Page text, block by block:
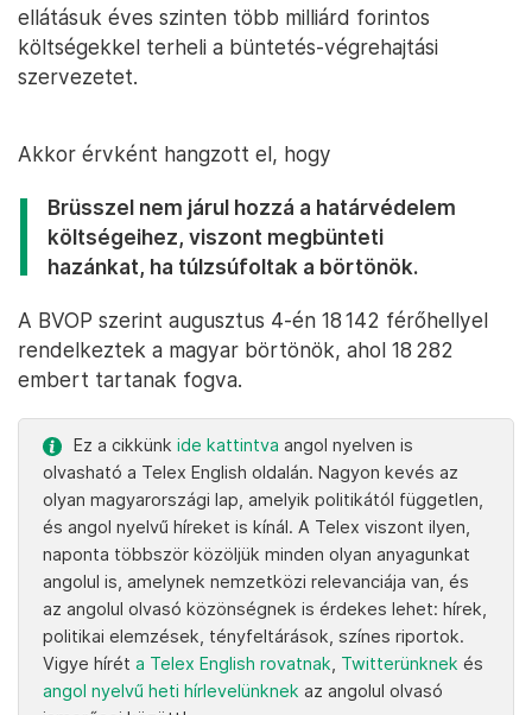
ellátásuk éves szinten több milliárd forintos
költségekkel terheli a büntetés-végrehajtási
szervezetet.
Akkor érvként hangzott el, hogy
Brüsszel nem járul hozzá a határvédelem
költségeihez, viszont megbünteti
hazánkat, ha túlzsúfoltak a börtönök.
A BVOP szerint augusztus 4-én 18 142 férőhellyel
rendelkeztek a magyar börtönök, ahol 18 282
embert tartanak fogva.
Ez a cikkünk ide kattintva angol nyelven is
olvasható a Telex English oldalán. Nagyon kevés az
olyan magyarországi lap, amelyik politikától független,
és angol nyelvű híreket is kínál. A Telex viszont ilyen,
naponta többször közöljük minden olyan anyagunkat
angolul is, amelynek nemzetközi relevanciája van, és
az angolul olvasó közönségnek is érdekes lehet: hírek,
politikai elemzések, tényfeltárások, színes riportok.
Vigye hírét a Telex English rovatnak Twitterünknek és
angol nyelvű heti hírlevelünknek az angolul olvasó